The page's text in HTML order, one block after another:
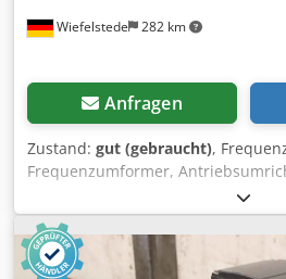
Wiefelstede 282 km
Anfragen
Zustand: gut (gebraucht),
Frequenzumformer,
Variable Speed Drive -Eingang: 3x
50/60 HZ -Ausgang: 3x V~ 0..180 Hz
Abmessungen: 100/340/H270 mm
Dcsdsmhmxxjpfx Akrek